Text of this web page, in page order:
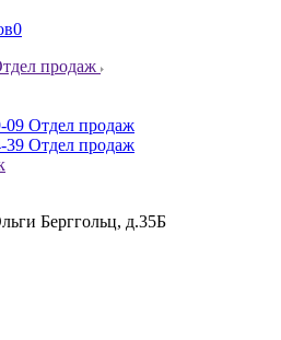
0
продаж
09 Отдел продаж
39 Отдел продаж
Берггольц, д.35Б